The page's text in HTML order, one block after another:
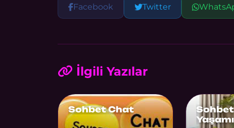
Facebook Twitter
İlgili Yazılar
Sohbet Chat